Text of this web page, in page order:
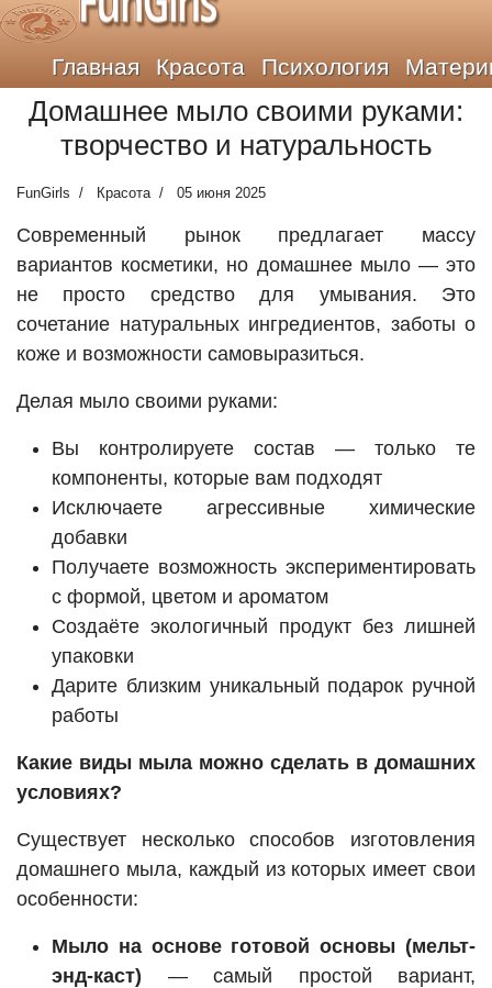
Главная Красота Психология
Домашнее мыло своими руками:
творчество и натуральность
FunGirls Красота 05 июня 2025
Современный рынок предлагает массу
вариантов косметики, но домашнее мыло — это
не просто средство для умывания. Это
сочетание натуральных ингредиентов, заботы о
коже и возможности самовыразиться.
Делая мыло своими руками:
Вы контролируете состав — только те
компоненты, которые вам подходят
Исключаете агрессивные химические
добавки
Получаете возможность экспериментировать
с формой, цветом и ароматом
Создаёте экологичный продукт без лишней
упаковки
Дарите близким уникальный подарок ручной
работы
Какие виды мыла можно сделать в домашних
условиях?
Существует несколько способов изготовления
домашнего мыла, каждый из которых имеет свои
особенности:
Мыло на основе готовой основы (мельт-
энд-каст) — самый простой вариант,